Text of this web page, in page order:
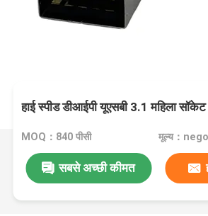
हाई स्पीड डीआईपी यूएसबी 3.1 महिला
MOQ：840 पीसी मूल्य：
सबसे अच्छी कीमत